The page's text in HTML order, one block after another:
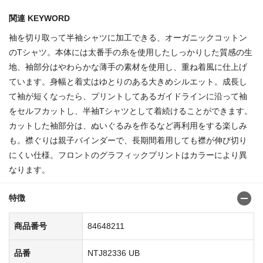
関連 KEYWORD
袖を切り取って半袖シャツに加工できる、オーガニックコットン
のTシャツ。本体には太番手の糸を使用したしっかりした質感の生
地、袖部分はやわらかな薄手の素材を使用し、重ね着風に仕上げ
ています。身幅と着丈はゆとりのある大きめシルエット。成長し
て袖が短くなったら、プリントしてあるガイドラインに沿って袖
をセルフカットし、半袖Tシャツとして着続けることができます。
カットした袖部分は、ぬいぐるみを作るなど再利用をする楽しみ
も。襟ぐりは親子バインダーで、長期間着用しても襟が伸び切り
にくい仕様。フロントのグラフィックプリントはカラーにより異
なります。
特徴
商品番号 84648211
品番 NTJ82336 UB